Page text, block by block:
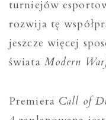
turniejów
rozwija tę
jeszcze więcej
świata Modern
Premiera Call of